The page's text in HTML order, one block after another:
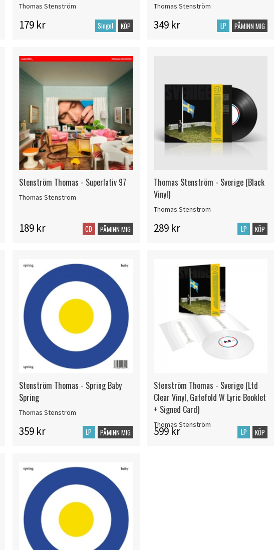
Thomas Stenström
179 kr Singel KÖP
Thomas Stenström
349 kr LP PÅMINN MIG
Stenström Thomas - Superlativ 97
Thomas Stenström
189 kr CD PÅMINN MIG
Thomas Stenström - Sverige (Black
Vinyl)
Thomas Stenström
289 kr LP KÖP
Stenström Thomas - Spring Baby
Spring
Thomas Stenström
359 kr LP PÅMINN MIG
Stenström Thomas - Sverige (Ltd
Clear Vinyl, Gatefold W Lyric Booklet
+ Signed Card)
Thomas Stenström
599 kr LP KÖP